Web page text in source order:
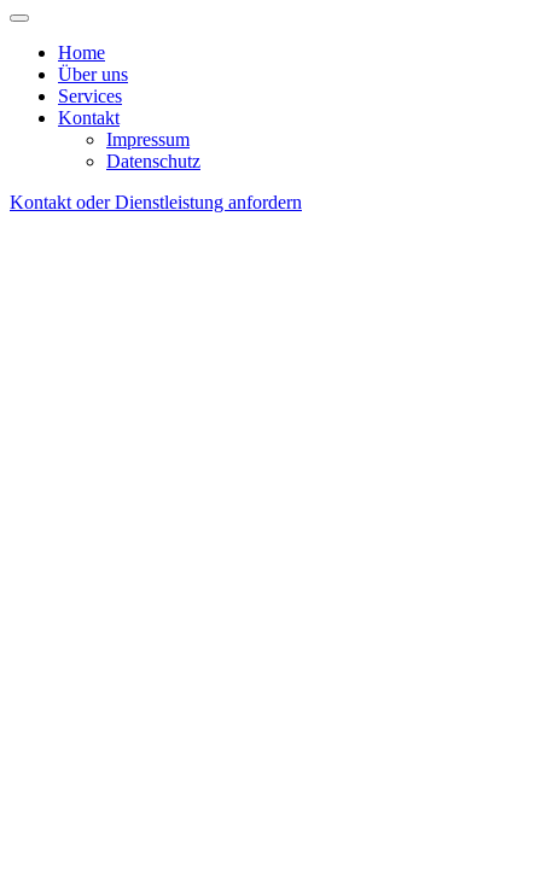
Home
Über uns
Services
Kontakt
Impressum
Datenschutz
Kontakt oder Dienstleistung anfordern